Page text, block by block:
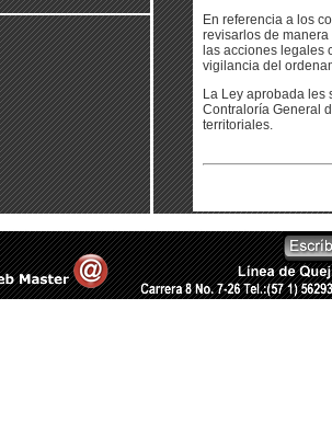
En referencia a los
revisarlos de
las acciones legales
vigilancia del
La Ley aprobada les
Contraloría General
territoriales.